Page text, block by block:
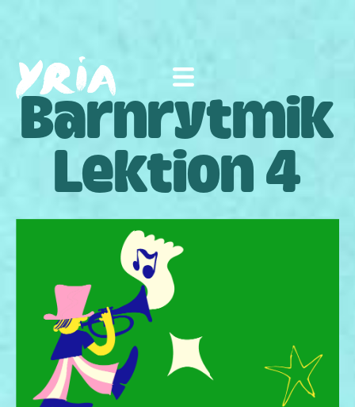
Barnrytmik
Lektion 4